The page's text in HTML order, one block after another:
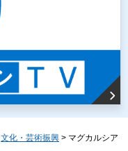
文化・芸術振興 > マグカルシア